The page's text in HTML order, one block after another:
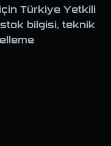
Türkiye Yetkili
bilgisi, teknik